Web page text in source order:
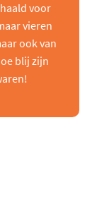
voor
vieren
ook van
blij zijn